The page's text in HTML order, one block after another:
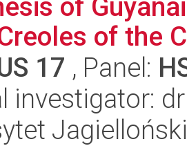
of
of the
17 , Panel:
investigator: